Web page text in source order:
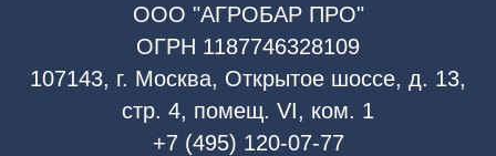
ООО "АГРОБАР ПРО"
ОГРН 1187746328109
107143, г. Москва, Открытое шоссе, д. 13,
стр. 4, помещ. VI, ком. 1
+7 (495) 120-07-77